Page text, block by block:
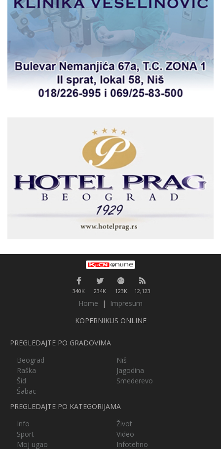
340K 234K 123K 12,123
Home |
Impresum
KOPERNIKUS ONLINE
PREGLEDAJTE PO GRADOVIMA
Beograd
Niš
Raška
Jagodina
Šid
Smederevo
Šabac
PREGLEDAJTE PO KATEGORIJAMA
Info
Život
Sport
Video
Moj ugao
Infotehno